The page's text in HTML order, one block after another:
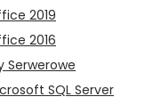
2019
2016
Serwerowe
SQL Server